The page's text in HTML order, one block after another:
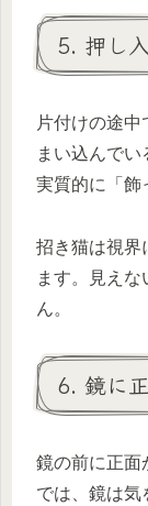
5. 押し
片付けの途
まい込んでい
実質的に「飾
招き猫は視界
ます。見え
ん。
6. 鏡に
鏡の前に正面
では、鏡は気